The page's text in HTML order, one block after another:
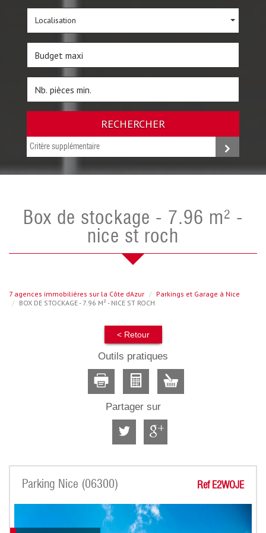
Localisation
RECHERCHER
Critère supplémentaire
box de stockage - 7.96 m² -
nice st roch
7 agences immobilières sur la Côte dAzur
Parkings et Garage à Nice
BOX DE STOCKAGE - 7.96 M² - NICE ST ROCH
< Retour
Outils pratiques
Partager sur
Parking Nice (06300) Ref E2WOJE